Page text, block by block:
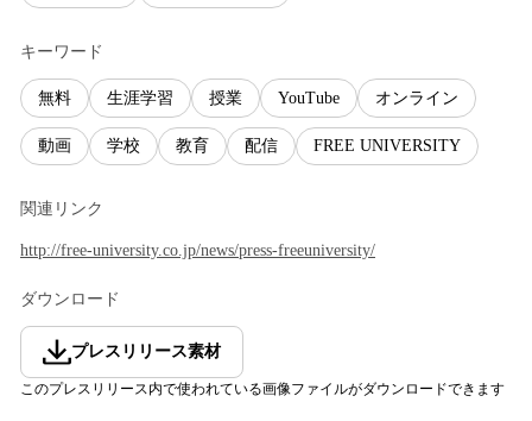
キーワード
無料 生涯学習 授業 YouTube オンライン
動画 学校 教育 配信 FREE UNIVERSITY
関連リンク
http://free-university.co.jp/news/press-freeuniversity/
ダウンロード
プレスリリース素材
このプレスリリース内で使われている画像ファイルがダウンロードできます